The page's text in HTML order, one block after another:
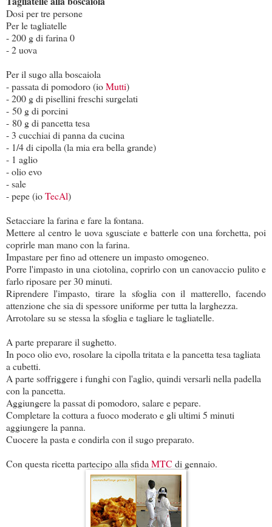
Dosi per tre persone
Per le tagliatelle
- 200 g di farina 0
- 2 uova
Per il sugo alla boscaiola
- passata di pomodoro (ioMutti)
- 200 g di pisellini freschi surgelati
- 50 g di porcini
- 80 g di pancetta tesa
- 3 cucchiai di panna da cucina
- 1/4 di cipolla (la mia era bella grande)
- 1 aglio
- olio evo
- sale
- pepe (ioTecAl)
Setacciare la farina e fare la fontana.
Mettere al centro le uova sgusciate e batterle con una forchetta, poi
coprirle man mano con la farina.
Impastare per fino ad ottenere un impasto omogeneo.
Porre l'impasto in una ciotolina, coprirlo con un canovaccio pulito e
farlo riposare per 30 minuti.
Riprendere l'impasto, tirare la sfoglia con il matterello, facendo
attenzione che sia di spessore uniforme per tutta la larghezza.
Arrotolare su se stessa la sfoglia e tagliare le tagliatelle.
A parte preparare il sughetto.
In poco olio evo, rosolare la cipolla tritata e la pancetta tesa tagliata
a cubetti.
A parte soffriggere i funghi con l'aglio, quindi versarli nella padella
con la pancetta.
Aggiungere la passat di pomodoro, salare e pepare.
Completare la cottura a fuoco moderato e gli ultimi 5 minuti
aggiungere la panna.
Cuocere la pasta e condirla con il sugo preparato.
Con questa ricetta partecipo alla sfida MTC di gennaio.